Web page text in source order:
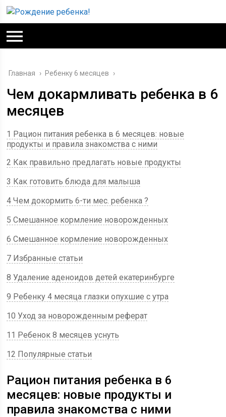
Главная › Ребенку 6 месяцев ›
Чем докармливать ребенка в 6
месяцев
1 Рацион питания ребенка в 6 месяцев: новые
продукты и правила знакомства с ними
2 Как правильно предлагать новые продукты
3 Как готовить блюда для малыша
4 Чем докормить 6-ти мес. ребенка ?
5 Смешанное кормление новорожденных
6 Смешанное кормление новорожденных
7 Избранные статьи
8 Удаление аденоидов детей екатеринбурге
9 Ребенку 4 месяца глазки опухшие с утра
10 Уход за новорожденным реферат
11 Ребенок 8 месяцев уснуть
12 Популярные статьи
Рацион питания ребенка в 6
месяцев: новые продукты и
правила знакомства с ними